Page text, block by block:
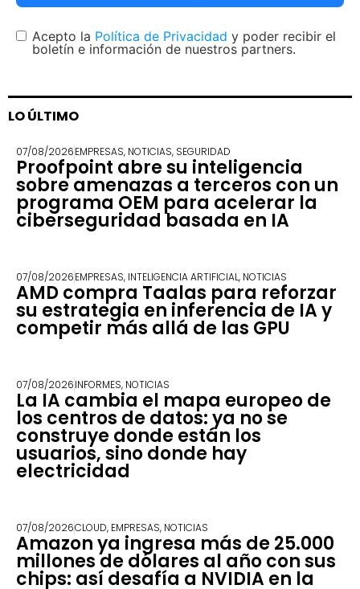
Acepto la Política de Privacidad y poder recibir el
boletín e información de nuestros partners.
LO ÚLTIMO
07/08/2026EMPRESAS, NOTICIAS, SEGURIDAD
Proofpoint abre su inteligencia
sobre amenazas a terceros con un
programa OEM para acelerar la
ciberseguridad basada en IA
07/08/2026EMPRESAS, INTELIGENCIA ARTIFICIAL, NOTICIAS
AMD compra Taalas para reforzar
su estrategia en inferencia de IA y
competir más allá de las GPU
07/08/2026INFORMES, NOTICIAS
La IA cambia el mapa europeo de
los centros de datos: ya no se
construye donde están los
usuarios, sino donde hay
electricidad
07/08/2026CLOUD, EMPRESAS, NOTICIAS
Amazon ya ingresa más de 25.000
millones de dólares al año con sus
chips: así desafía a NVIDIA en la